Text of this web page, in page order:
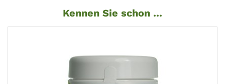
Kennen Sie schon ...